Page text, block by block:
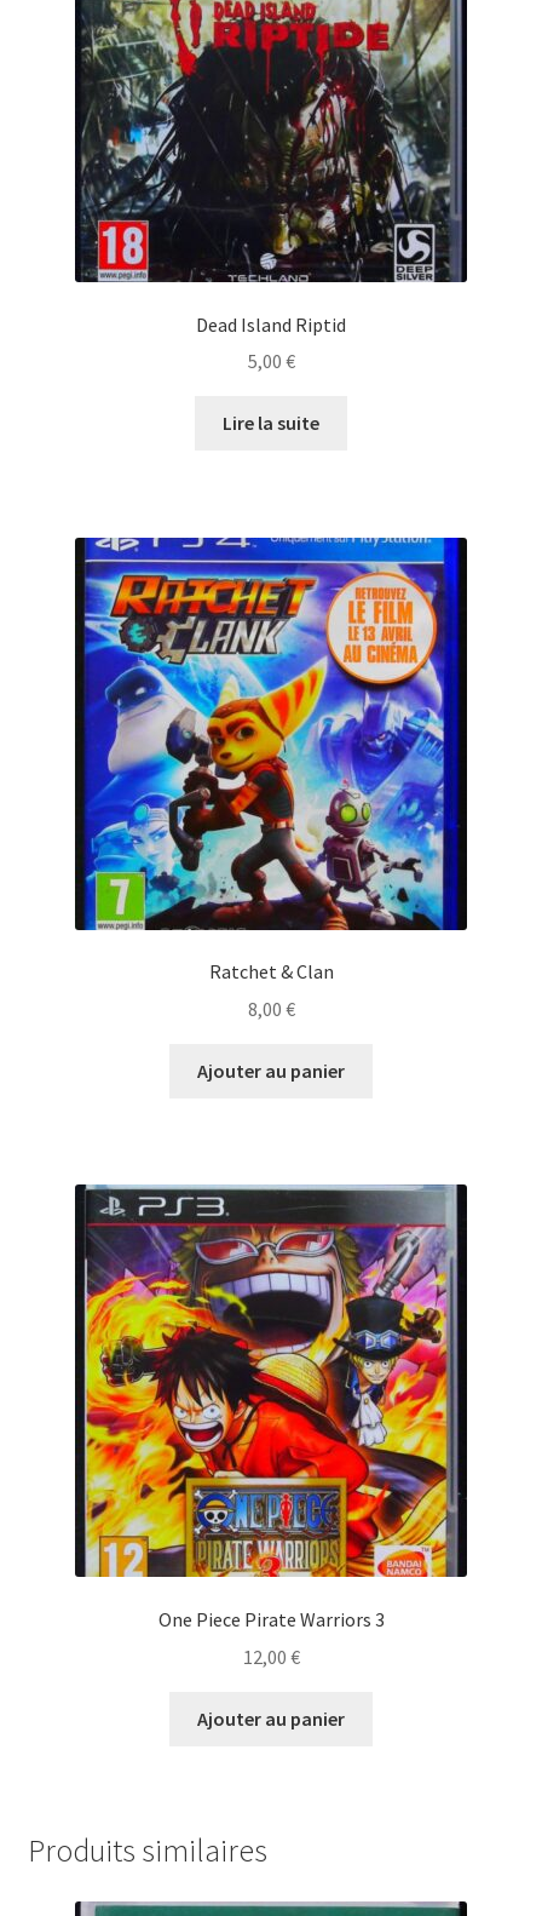
Dead Island Riptid
5,00 €
Lire la suite
Ratchet & Clan
8,00 €
Ajouter au panier
One Piece Pirate Warriors 3
12,00 €
Ajouter au panier
Produits similaires